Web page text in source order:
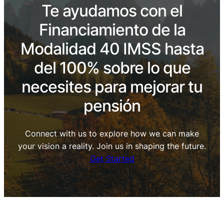
Te ayudamos con el
Financiamiento de la
Modalidad 40 IMSS hasta
del 100% sobre lo que
necesites para mejorar tu
pensión
Connect with us to explore how we can make
your vision a reality. Join us in shaping the future.
Get Started